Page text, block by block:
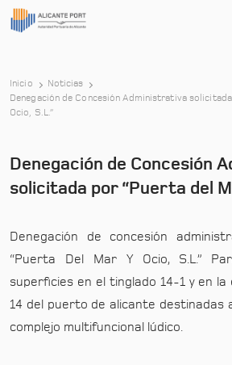
Inicio
Noticias
Denegación de Concesión Administrativa
Ocio, S.L.”
Denegación de Concesión
solicitada por “Puerta del
Denegación de concesión
“Puerta Del Mar Y Ocio, S.L.”
superficies en el tinglado 14-1 y en la
14 del puerto de alicante destinadas
complejo multifuncional lúdico.